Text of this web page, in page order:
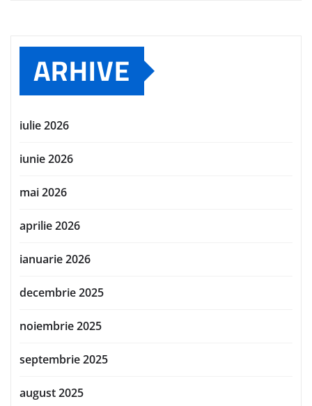
ARHIVE
iulie 2026
iunie 2026
mai 2026
aprilie 2026
ianuarie 2026
decembrie 2025
noiembrie 2025
septembrie 2025
august 2025